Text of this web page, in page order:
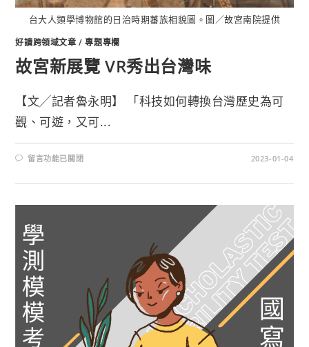
台大人類學博物館的日治時期蕃族相貌圖。圖／故宮南院提供
好讀跨領域文章 /專題專欄
故宮新展覽 VR秀出台灣味
【文╱記者魯永明】 「科技如何轉換台灣歷史為可
觀、可遊，又可...
留言功能已關閉 2023-01-04